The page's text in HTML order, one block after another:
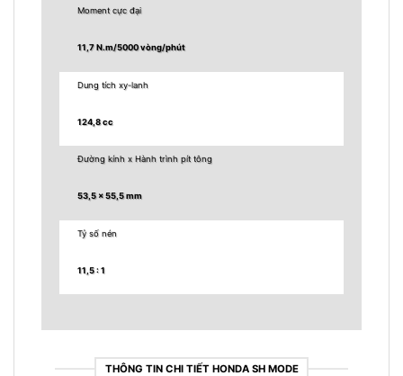
Moment cực đại
11,7 N.m/5000 vòng/phút
Dung tích xy-lanh
124,8 cc
Đường kính x Hành trình pít tông
53,5 x 55,5 mm
Tỷ số nén
11,5 : 1
THÔNG TIN CHI TIẾT HONDA SH MODE